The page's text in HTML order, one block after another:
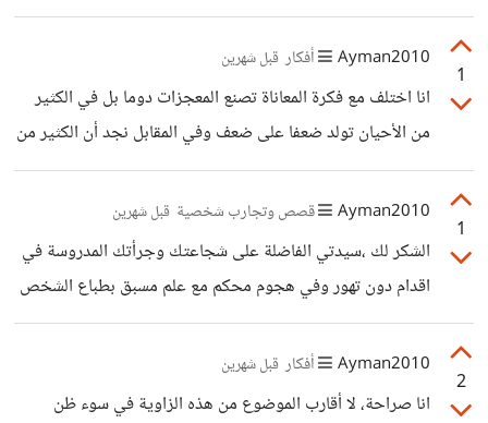
1
Ayman2010 أفكار قبل شهرين
انا اختلف مع فكرة المعاناة تصنع المعجزات دوما بل في الكثير
من الأحيان تولد ضعفا على ضعف وفي المقابل نجد أن الكثير من
الأشخاص توفرت لهم ظروف مناسبة او تعليم مرموق احتلوا
مراكز مهمة ومناصب معدة سلفا" لهم واذكر احد أصدقائي من
ايام الجامعة وهو طبعا من الطبقة الميسورة كان يقول انه سيفعل
كذا وكذا وسيدرس كذا ليعمل كذا وبالفعل حقق ما قال ،انا ارى
يجب عمل دراسة احصائية حول هذا الموضوع ولكن اعتقد ان
1
Ayman2010 قصص وتجارب شخصية قبل شهرين
الشكر لك ،سيدتي الفاضلة على شجاعتك وجرأتك المدروسة في
اقدام دون تهور وفي هجوم محكم مع علم مسبق بطباع الشخص
المبتز وخير ما فعلتيه حسن المشورة للشخص الثالث والذي على
ما يبدو كان من اهل الثقة وفي ذلك موفقية لان قلبك نظيف
وفطرتك سليمة.
2
Ayman2010 أفكار قبل شهرين
انا صراحة، لا أقارب الموضوع من هذه الزاوية في سوء ظن